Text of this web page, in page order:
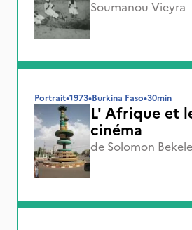
Soumanou Vieyra
Portrait•1973•Burkina Faso•30min
L' Afrique et
cinéma
de Solomon Bekele